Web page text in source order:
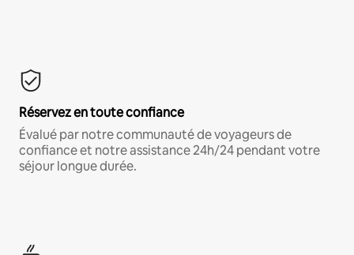
Réservez en toute confiance
Évalué par notre communauté de voyageurs de
confiance et notre assistance 24h/24 pendant votre
séjour longue durée.